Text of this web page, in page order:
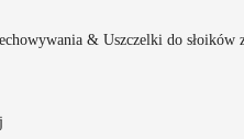
& Uszczelki do słoików